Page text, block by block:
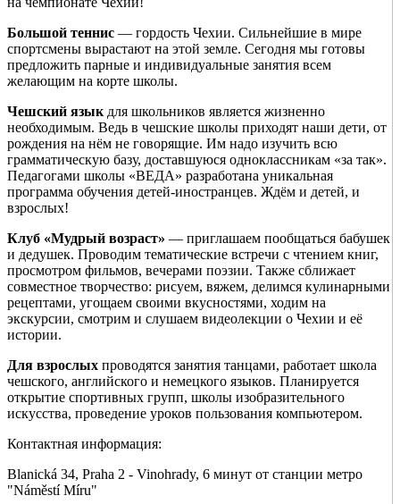
Большой теннис — гордость Чехии. Сильнейшие в мире
спортсмены вырастают на этой земле. Сегодня мы готовы
предложить парные и индивидуальные занятия всем
желающим на корте школы.
Чешский язык для школьников является жизненно
необходимым. Ведь в чешские школы приходят наши дети, от
рождения на нём не говорящие. Им надо изучить всю
грамматическую базу, доставшуюся одноклассникам «за так».
Педагогами школы «ВЕДА» разработана уникальная
программа обучения детей-иностранцев. Ждём и детей, и
взрослых!
Клуб «Мудрый возраст» — приглашаем пообщаться бабушек
и дедушек. Проводим тематические встречи с чтением книг,
просмотром фильмов, вечерами поэзии. Также сближает
совместное творчество: рисуем, вяжем, делимся кулинарными
рецептами, угощаем своими вкусностями, ходим на
экскурсии, смотрим и слушаем видеолекции о Чехии и её
истории.
Для взрослых проводятся занятия танцами, работает школа
чешского, английского и немецкого языков. Планируется
открытие спортивных групп, школы изобразительного
искусства, проведение уроков пользования компьютером.
Контактная информация:
Blanická 34, Praha 2 - Vinohrady, 6 минут от станции метро
"Náměstí Míru"